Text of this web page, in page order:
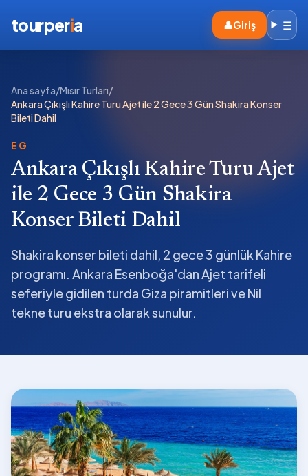
tourperia 👤Giriş ☰
Ana sayfa/Mısır Turları/
Ankara Çıkışlı Kahire Turu Ajet ile 2 Gece 3 Gün Shakira Konser
Bileti Dahil
EG
Ankara Çıkışlı Kahire Turu Ajet
ile 2 Gece 3 Gün Shakira
Konser Bileti Dahil
Shakira konser bileti dahil, 2 gece 3 günlük Kahire
programı. Ankara Esenboğa'dan Ajet tarifeli
seferiyle gidilen turda Giza piramitleri ve Nil
tekne turu ekstra olarak sunulur.